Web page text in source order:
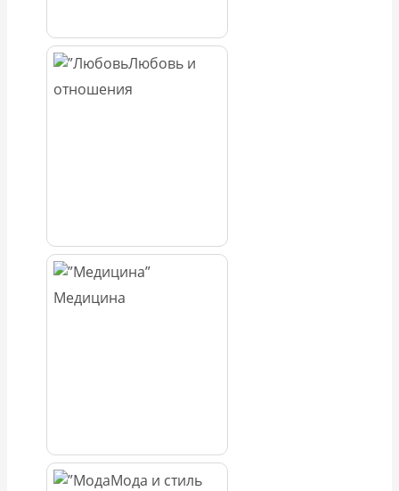
Любовь и
отношения
Медицина
Мода и стиль